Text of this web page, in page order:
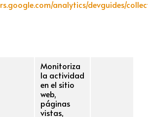
analytics/devguides/
Monitoriza
la actividad
en el sitio
web,
páginas
vistas,